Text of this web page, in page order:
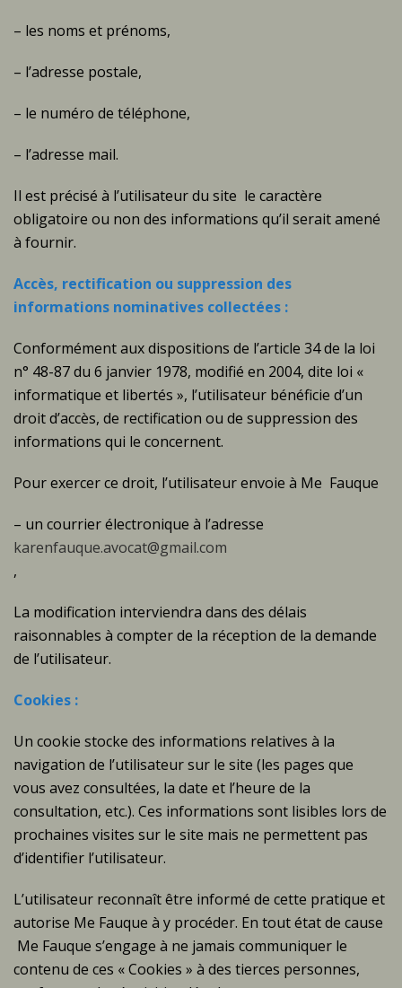
– les noms et prénoms,
– l’adresse postale,
– le numéro de téléphone,
– l’adresse mail.
Il est précisé à l’utilisateur du site le caractère
obligatoire ou non des informations qu’il serait amené
à fournir.
Accès, rectification ou suppression des
informations nominatives collectées :
Conformément aux dispositions de l’article 34 de la loi
n° 48-87 du 6 janvier 1978, modifié en 2004, dite loi «
informatique et libertés », l’utilisateur bénéficie d’un
droit d’accès, de rectification ou de suppression des
informations qui le concernent.
Pour exercer ce droit, l’utilisateur envoie à Me Fauque
– un courrier électronique à l’adresse
karenfauque.avocat@gmail.com
,
La modification interviendra dans des délais
raisonnables à compter de la réception de la demande
de l’utilisateur.
Cookies :
Un cookie stocke des informations relatives à la
navigation de l’utilisateur sur le site (les pages que
vous avez consultées, la date et l’heure de la
consultation, etc.). Ces informations sont lisibles lors de
prochaines visites sur le site mais ne permettent pas
d’identifier l’utilisateur.
L’utilisateur reconnaît être informé de cette pratique et
autorise Me Fauque à y procéder. En tout état de cause
Me Fauque s’engage à ne jamais communiquer le
contenu de ces « Cookies » à des tierces personnes,